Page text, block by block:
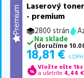
Premium
Laserový toner
- premium
2800 strán
Na sklade
(doručíme
18,81 € s DPH
Vložte ešte
a ušetríte 4,44 €